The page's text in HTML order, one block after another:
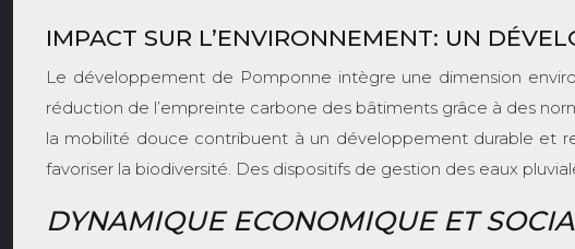
IMPACT SUR L’ENVIRONNEMENT: UN
Le développement de Pomponne intègre une dimension
réduction de l’empreinte carbone des bâtiments grâce à des
la mobilité douce contribuent à un développement durable et
favoriser la biodiversité. Des dispositifs de gestion des eaux
DYNAMIQUE ECONOMIQUE ET